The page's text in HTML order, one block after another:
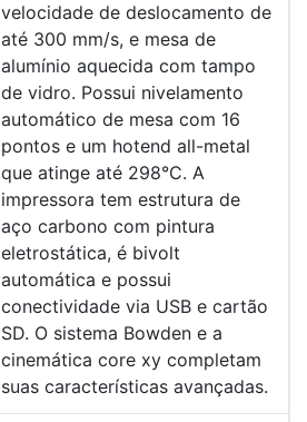
velocidade de deslocamento de
até 300 mm/s, e mesa de
alumínio aquecida com tampo
de vidro. Possui nivelamento
automático de mesa com 16
pontos e um hotend all-metal
que atinge até 298°C. A
impressora tem estrutura de
aço carbono com pintura
eletrostática, é bivolt
automática e possui
conectividade via USB e cartão
SD. O sistema Bowden e a
cinemática core xy completam
suas características avançadas.